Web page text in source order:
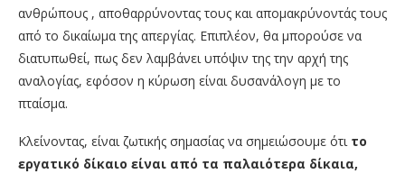
ανθρώπους , αποθαρρύνοντας τους και απομακρύνοντάς τους
από το δικαίωμα της απεργίας. Επιπλέον, θα μπορούσε να
διατυπωθεί, πως δεν λαμβάνει υπόψιν της την αρχή της
αναλογίας, εφόσον η κύρωση είναι δυσανάλογη με το
πταίσμα.
Κλείνοντας, είναι ζωτικής σημασίας να σημειώσουμε ότι το
εργατικό δίκαιο είναι από τα παλαιότερα δίκαια,